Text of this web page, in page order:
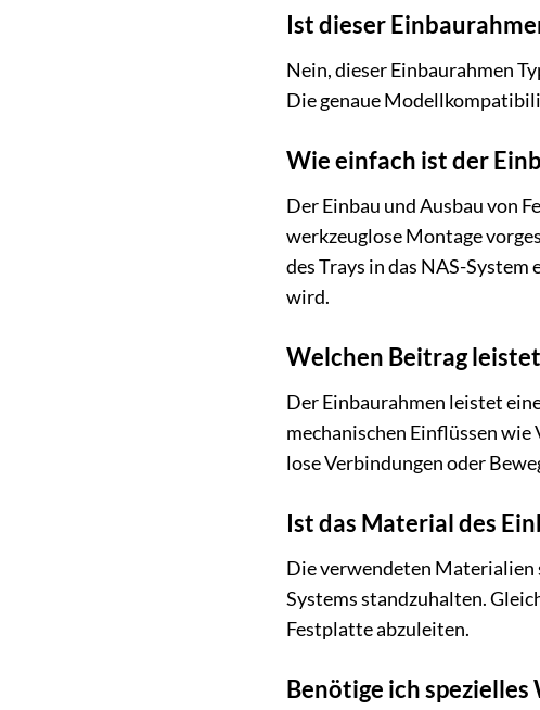
Ist dieser
Nein, dieser Einbaurahmen
Die genaue
Wie einfach ist der
Der Einbau und Ausbau von
werkzeuglose Montage
des Trays in das NAS-
wird.
Welchen Beitrag
Der Einbaurahmen leistet
mechanischen Einflüssen
lose Verbindungen oder
Ist das Material des
Die verwendeten Materialien
Systems standzuhalten.
Festplatte abzuleiten.
Benötige ich